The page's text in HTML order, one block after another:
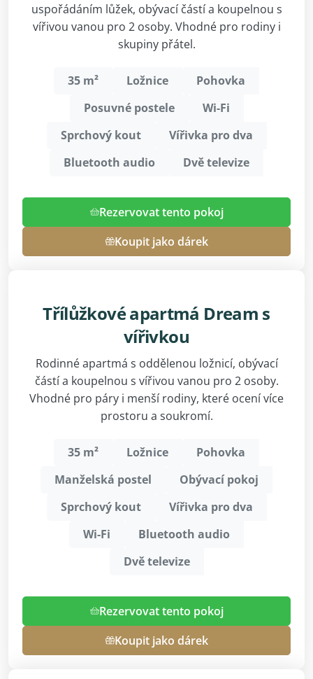
uspořádáním lůžek, obývací částí a koupelnou s
vířivou vanou pro 2 osoby. Vhodné pro rodiny i
skupiny přátel.
35 m² Ložnice
Pohovka
Posuvné postele
Wi-Fi
Sprchový kout
Vířivka pro dva
Bluetooth audio
Dvě televize
Rezervovat tento pokoj
Koupit jako dárek
Třílůžkové apartmá Dream s
vířivkou
Rodinné apartmá s oddělenou ložnicí, obývací
částí a koupelnou s vířivou vanou pro 2 osoby.
Vhodné pro páry i menší rodiny, které ocení více
prostoru a soukromí.
35 m² Ložnice
Pohovka
Manželská postel
Obývací pokoj
Sprchový kout
Vířivka pro dva
Wi-Fi
Bluetooth audio
Dvě televize
Rezervovat tento pokoj
Koupit jako dárek